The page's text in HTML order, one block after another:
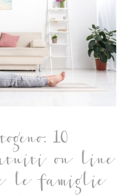
10
on line
le famiglie